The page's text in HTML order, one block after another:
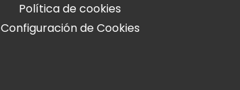
Teléfono: 982 128 424
online@holaola.com
Política de cookies
Configuración de Cookies